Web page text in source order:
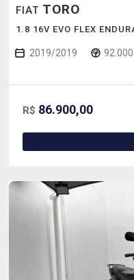
FIAT TORO
1.8 16V EVO FLEX
2019/2019
R$ 86.900,00